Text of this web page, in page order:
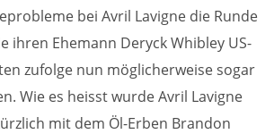
bei Avril Lavigne die Runde
ihren Ehemann Deryck Whibley US-
zufolge nun möglicherweise sogar
Wie es heisst wurde Avril Lavigne
mit dem Öl-Erben Brandon